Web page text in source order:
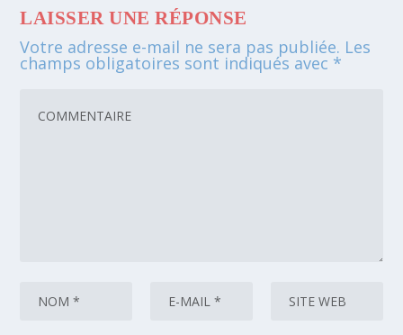
LAISSER UNE RÉPONSE
Votre adresse e-mail ne sera pas publiée. Les
champs obligatoires sont indiqués avec *